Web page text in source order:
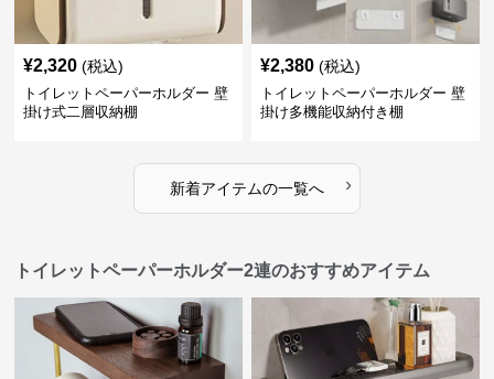
¥2,320 (税込)
トイレットペーパーホルダー 壁
掛け式二層収納棚
¥2,380 (税込)
トイレットペーパーホルダー 壁
掛け多機能収納付き棚
新着アイテムの一覧へ ›
トイレットペーパーホルダー2連のおすすめアイテム